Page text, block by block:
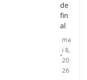
de
fin
al
ma
i 8,
20
26